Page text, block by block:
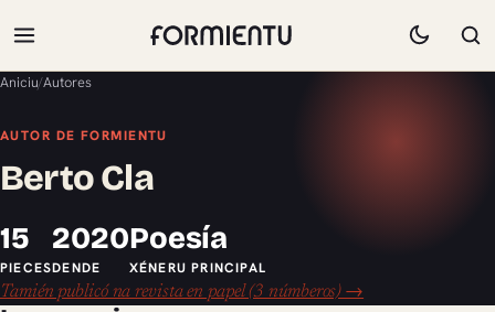
Aniciu/Autores
AUTOR DE FORMIENTU
Berto Cla
15
PIECES
2020
DENDE
Poesía
XÉNERU PRINCIPAL
Tamién publicó na revista en papel (3 númberos) →